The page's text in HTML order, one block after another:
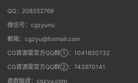
QQ：208352769
微信号：cgzyunu
郵箱：cgzyu@foxmail.com
CG資源雲官方QQ群①：1041630732
CG資源雲官方QQ群②：743970141
進群驗證：cgzyu.com